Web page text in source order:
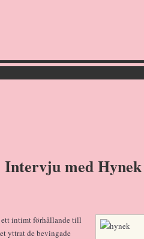
Intervju med
ett intimt förhållande till
yttrat de bevingade